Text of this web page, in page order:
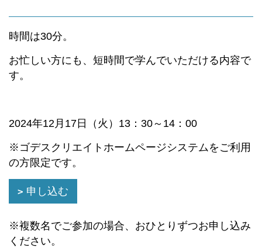
時間は30分。
お忙しい方にも、短時間で学んでいただける内容で
す。
2024年12月17日（火）13：30～14：00
※ゴデスクリエイトホームページシステムをご利用
の方限定です。
申し込む
※複数名でご参加の場合、おひとりずつお申し込み
ください。